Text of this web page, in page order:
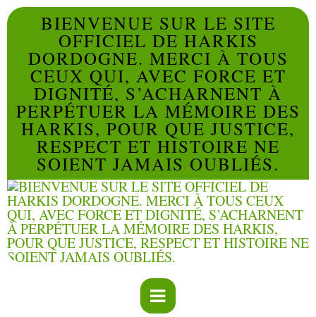
BIENVENUE SUR LE SITE
OFFICIEL DE HARKIS
DORDOGNE. MERCI À TOUS
CEUX QUI, AVEC FORCE ET
DIGNITÉ, S’ACHARNENT À
PERPÉTUER LA MÉMOIRE DES
HARKIS, POUR QUE JUSTICE,
RESPECT ET HISTOIRE NE
SOIENT JAMAIS OUBLIÉS.